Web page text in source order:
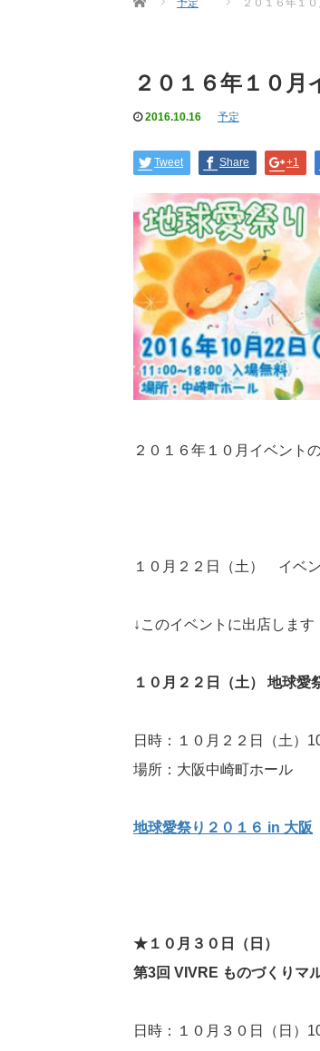
予定 ２０１６年１
２０１６年１０
2016.10.16 予定
Tweet Share +1
２０１６年１０月イベン
１０月２２日（土） イベ
↓このイベントに出店します
１０月２２日（土） 地球愛
日時：１０月２２日（土）
場所：大阪中崎町ホール
地球愛祭り２０１６ in 大阪
★１０月３０日（日）
第3回 VIVRE ものづくりマ
日時：１０月３０日（日）